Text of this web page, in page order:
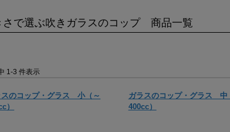
さで選ぶ吹きガラスのコップ 商品一覧
1-3 件表示
スのコップ・グラス 小（～
）
ガラスのコップ・グラス 中
400cc）